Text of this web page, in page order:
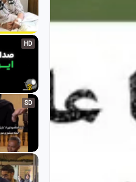
HD
SD